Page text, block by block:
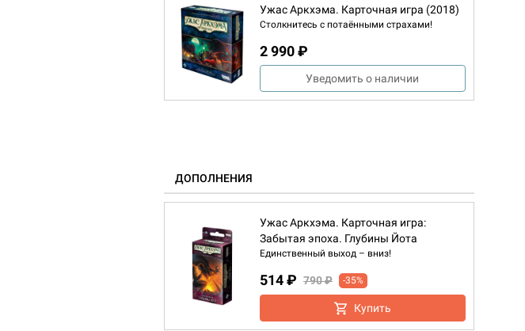
Ужас Аркхэма. Карточная игра (2018)
Столкнитесь с потаёнными страхами!
2 990 ₽
Уведомить о наличии
ДОПОЛНЕНИЯ
Ужас Аркхэма. Карточная игра:
Забытая эпоха. Глубины Йота
Единственный выход – вниз!
514 ₽ 790 ₽ -35%
Купить